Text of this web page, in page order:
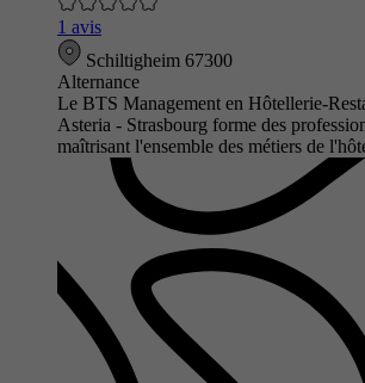
1 avis
Schiltigheim 67300
Alternance
Le BTS Management en Hôtellerie-
Asteria - Strasbourg forme des
maîtrisant l'ensemble des métiers de